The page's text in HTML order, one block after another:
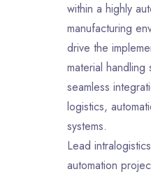
within a highly
manufacturing
drive the
material handling
seamless
logistics,
systems.
Lead
automation